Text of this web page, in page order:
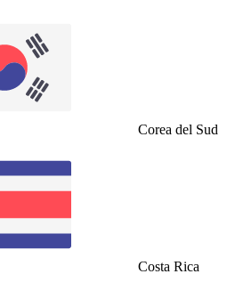
Corea del Sud
Costa Rica